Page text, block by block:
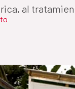
al
mejoras en